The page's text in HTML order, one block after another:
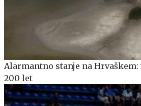
Alarmantno stanje na
200 let